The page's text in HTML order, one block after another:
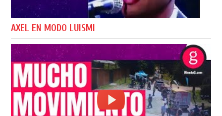
AXEL EN MODO LUISMI